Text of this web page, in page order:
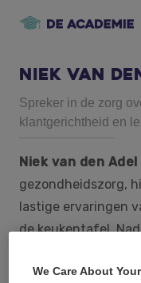
Niek van
Spreker in de zorg
klantgerichtheid en
Niek van den Adel
gezondheidszorg,
lastige ervaringen
de keukentafel.
opliep werd hij
We Care About